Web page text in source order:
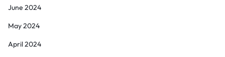
June 2024
May 2024
April 2024